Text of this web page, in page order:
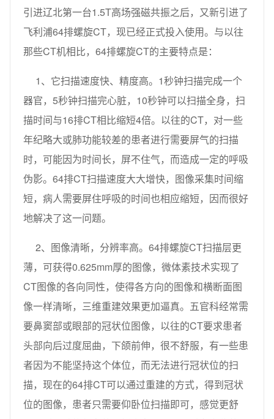
引进辽北第一台1.5T高场强磁共振之后，又新引进了
飞利浦64排螺旋CT，现已经正式投入使用。与以往
那些CT机相比，64排螺旋CT的主要特点是：
1、它扫描速度快、精度高。1秒钟扫描完成一个
器官，5秒钟扫描完心脏，10秒钟可以扫描全身，扫
描时间与16排CT相比缩短4倍。以往的CT，对一些
年纪略大或肺功能较差的患者进行需要屏气的扫描
时，可能因为时间长，屏不住气，而造成一定的呼吸
伪影。64排CT扫描速度大大增快，图像采集时间缩
短，病人需要屏住呼吸的时间也相应缩短，因而很好
地解决了这一问题。
2、图像清晰，分辨率高。64排螺旋CT扫描层更
薄，可获得0.625mm厚的图像，微体素技术实现了
CT图像的各向同性，使得各方向的图像和横断面图
像一样清晰，三维重建效果更加逼真。五官科经常需
要鼻窦部或眼部的冠状位图像，以往的CT要求患者
头部向后过度屈曲，下颌前伸，很不舒服，有一些患
者因为不能坚持这个体位，而无法进行冠状位的扫
描，现在的64排CT可以通过重建的方式，得到冠状
位的图像，患者只需要仰卧位扫描即可，感觉更舒